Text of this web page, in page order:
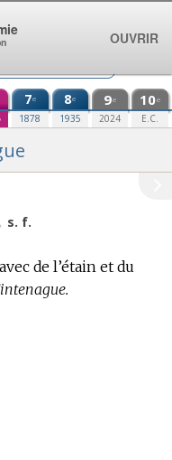
7e
1878
8e
1935
9e
2024
10e
E.C.
s. f.
de l’étain et du
OUVRIR